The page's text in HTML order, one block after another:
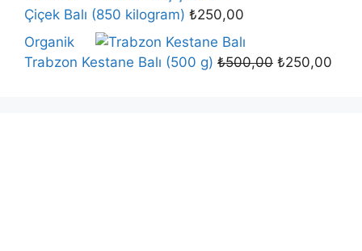
Çiçek Balı (850 kilogram) ₺250,00
Organik
Trabzon Kestane Balı (500 g) ₺500,00 ₺250,00